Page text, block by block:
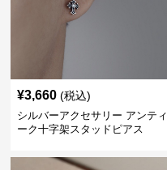
¥3,660 (税込)
シルバーアクセサリー アンティ
ーク十字架スタッドピアス